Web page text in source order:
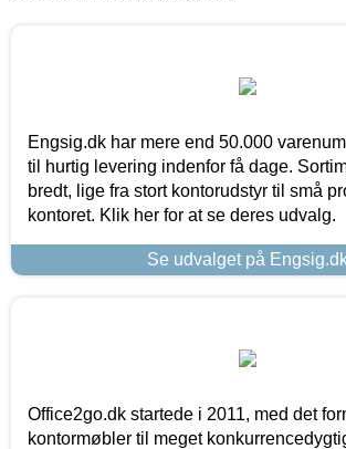
Engsig.dk har mere end 50.000
til hurtig levering indenfor få dage.
bredt, lige fra stort kontorudstyr til små
kontoret. Klik her for at se deres udvalg.
Se udvalget på
Office2go.dk startede i 2011, med det
kontormøbler til meget